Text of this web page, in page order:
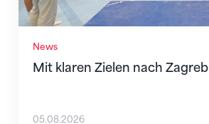
News
Mit klaren Zielen nach Zagreb
05.08.2026